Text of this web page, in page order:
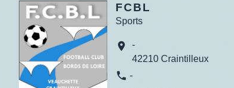
FCBL
Sports
location_on
-
42210 Craintilleux
phone -